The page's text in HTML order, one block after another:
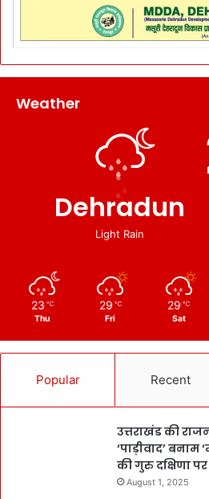
Weather
Dehradun
Light Rain
23 ℃
Thu
29 ℃
Fri
29 ℃
Sat
Popular Recent
उत्तराखंड की
‘पाड़ीवाद’
की गुरु दक्षिणा
August 1, 2025